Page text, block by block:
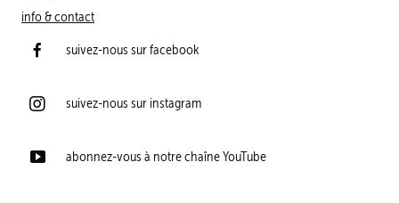
info & contact
suivez-nous sur facebook
suivez-nous sur instagram
abonnez-vous à notre chaîne YouTube